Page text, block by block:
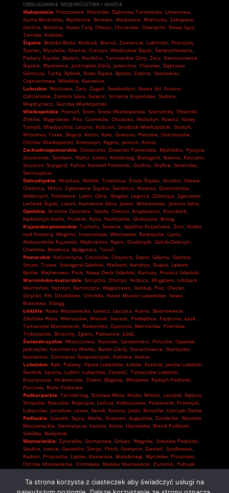
OBSŁUGIWANE WOJEWÓDZTWA I MIASTA
Małopolskie: Proszowice, Miechów, Dąbrowa Tarnowska, Limanowa,
Sucha Beskidzka, Myślenice, Brzesko, Wadowice, Wieliczka, Zakopane,
Gorlice, Bochnia, Nowy Targ, Olkusz, Chrzanów, Oświęcim, Nowy Sącz,
Tarnów, Kraków.
Śląskie: Bielsko-Biała, Kłobuck, Bieruń, Zawiercie, Lubliniec, Pszczyna,
Żywiec, Myszków, Gliwice, Cieszyn, Wodzisław Śląski, Świętochłowice,
Piekary Śląskie, Będzin, Racibórz, Tarnowskie Góry, Żory, Siemianowice
Śląskie, Mysłowice, Jastrzębie-Zdrój, Jaworzno, Chorzów, Dąbrowa
Górnicza, Tychy, Rybnik, Ruda Śląska, Bytom, Zabrze, Sosnowiec,
Częstochowa, Mikołów, Katowice.
Lubuskie: Wschowa, Żary, Żagań, Świebodzin, Nowa Sól, Krosno
Odrzańskie, Zielona Góra, Sulęcin, Strzelce Krajeńskie, Słubice,
Międzyrzecz, Gorzów Wielkopolski.
Wielkopolskie: Poznań, Śrem, Środa Wielkopolska, Szamotuły, Oborniki,
Złotów, Wągrowiec, Piła, Czarnków, Chodzież, Wolsztyn, Rawicz, Nowy
Tomyśl, Międzychód, Leszno, Kościan, Grodzisk Wielkopolski, Gostyń,
Września, Turek, Słupca, Konin, Koło, Gniezno, Pleszew, Ostrzeszów,
Ostrów Wielkopolski, Krotoszyn, Kępno, Jarocin, Kalisz.
Zachodniopomorskie: Choszczno, Drawsko Pomorskie, Myślibórz, Pyrzyce,
Szczecinek, Świdwin, Wałcz, Łobez, Kołobrzeg, Białogard, Sławno, Koszalin,
Szczecin, Stargard, Police, Kamień Pomorski, Gryfino, Gryfice, Goleniów,
Świnoujście.
Dolnośląskie: Wrocław, Wołów, Trzebnica, Środa Śląska, Strzelin, Oława,
Oleśnica, Milicz, Ząbkowice Śląskie, Świdnica, Kłodzko, Dzierżoniów,
Wałbrzych, Polkowice, Lubin, Góra, Głogów, Legnica, Złotoryja, Zgorzelec,
Lwówek Śląski, Lubań, Kamienna Góra, Jawor, Bolesławiec, Jelenia Góra.
Opolskie: Strzelce Opolskie, Opole, Olesno, Krapkowice, Kluczbork,
Kędzierzyn-Koźle, Prudnik, Nysa, Namysłów, Głubczyce, Brzeg.
Kujawsko-pomorskie: Tuchola, Świecie, Sępólno Krajeńskie, Żnin, Nakło
nad Notecią, Mogilno, Inowrocław, Włocławek, Radziejów, Lipno,
Aleksandrów Kujawski, Wąbrzeźno, Rypin, Grudziądz, Golub-Dobrzyń,
Chełmno, Brodnica, Bydgoszcz, Toruń.
Pomorskie: Kościerzyna, Człuchów, Chojnice, Sopot, Gdynia, Gdańsk,
Sztum, Tczew, Starogard Gdański, Malbork, Kwidzyn, Słupsk, Lębork,
Bytów, Wejherowo, Puck, Nowy Dwór Gdański, Kartuzy, Pruszcz Gdański.
Warmińsko-mazurskie: Szczytno, Olsztyn, Nidzica, Mrągowo, Lidzbark
Warmiński, Kętrzyn, Bartoszyce, Węgorzewo, Gołdap, Pisz, Olecko,
Giżycko, Ełk, Działdowo, Ostróda, Nowe Miasto Lubawskie, Iława,
Braniewo, Elbląg.
Łódzkie: Rawa Mazowiecka, Łowicz, Łęczyca, Kutno, Skierniewice,
Zduńska Wola, Wieruszów, Wieluń, Sieradz, Poddębice, Pajęczno, Łask,
Tomaszów Mazowiecki, Radomsko, Opoczno, Bełchatów, Piotrków
Trybunalski, Brzeziny, Zgierz, Pabianice, Łódź.
Świętokrzyskie: Włoszczowa, Staszów, Sandomierz, Pińczów, Opatów,
Jędrzejów, Kazimierza Wielka, Busko-Zdrój, Starachowice, Skarżysko-
Kamienna, Ostrowiec Świętokrzyski, Końskie, Kielce.
Lubelskie: Ryki, Puławy, Opole Lubelskie, Łuków, Kraśnik, Janów Lubelski,
Świdnik, Łęczna, Lublin, Lubartów, Zamość, Tomaszów Lubelski,
Krasnystaw, Hrubieszów, Chełm, Biłgoraj, Włodawa, Radzyń Podlaski,
Parczew, Biała Podlaska.
Podkarpackie: Tarnobrzeg, Stalowa Wola, Nisko, Mielec, Leżajsk, Dębica,
Strzyżów, Rzeszów, Ropczyce, Łańcut, Kolbuszowa, Przeworsk, Przemyśl,
Lubaczów, Jarosław, Lesko, Sanok, Krosno, Jasło, Brzozów, Ustrzyki Dolne.
Podlaskie: Suwałki, Sejny, Mońki, Grajewo, Augustów, Zambrów, Wysokie
Mazowieckie, Siemiatycze, Łomża, Kolno, Hajnówka, Bielsk Podlaski,
Sokółka, Białystok.
Mazowieckie: Żyrardów, Sochaczew, Grójec, Węgrów, Sokołów Podlaski,
Siedlce, Łosice, Garwolin, Sierpc, Płock, Gostynin, Zwoleń, Szydłowiec,
Radom, Przysucha, Lipsko, Kozienice, Białobrzegi, Wyszków, Przasnysz,
Ostrów Mazowiecka, Ostrołęka, Maków Mazowiecki, Żuromin, Pułtusk,
Grodzisk Mazowiecki,Wołomin,Otwock,Mińsk Mazowiecki ,Legionowo ,
Ta strona korzysta z ciasteczek aby świadczyć usługi na